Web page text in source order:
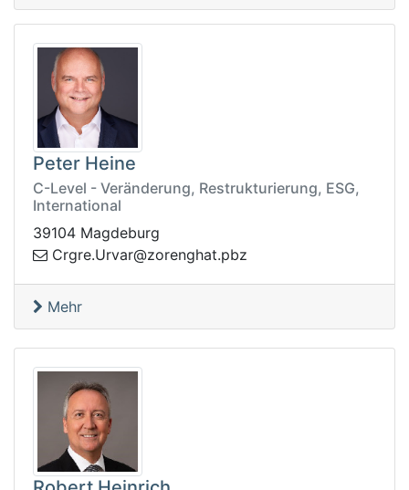
Peter Heine
C-Level - Veränderung, Restrukturierung, ESG,
International
39104 Magdeburg
zbp.tahgnero
z@ravrU.ergrC
Mehr